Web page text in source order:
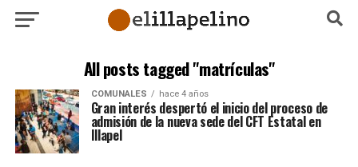
All posts tagged "matrículas"
COMUNALES hace 4 años
Gran interés despertó el inicio del proceso de
admisión de la nueva sede del CFT Estatal en
Illapel